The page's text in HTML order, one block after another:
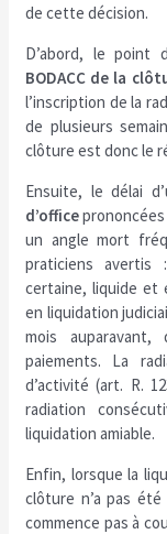
de cette décision.
D’abord, le
BODACC de la
l’inscription de la
de plusieurs
clôture est donc le
Ensuite, le délai
d’officeprononcées
un angle mort
praticiens avertis
certaine, liquide et
en liquidation
mois
paiements. La
d’activité (art. R.
radiation
liquidation amiable.
Enfin, lorsque la
clôture n’a pas
commence pas à